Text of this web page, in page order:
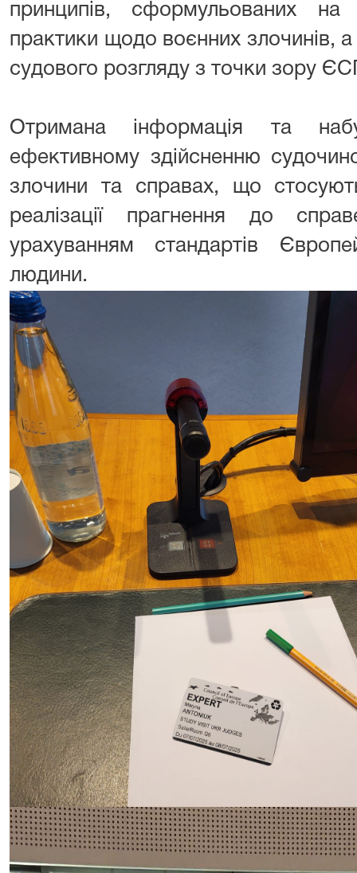
принципів, сформульованих на
практики щодо воєнних злочинів,
судового розгляду з точки зору
Отримана інформація та
ефективному здійсненню
злочини та справах, що
реалізації прагнення до
урахуванням стандартів
людини.